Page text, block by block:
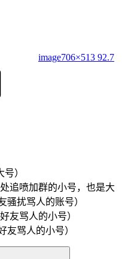
image706×513 92.7
）
追喷加群的小号，也是大
骚扰骂人的账号）
友骂人的小号）
友骂人的小号）